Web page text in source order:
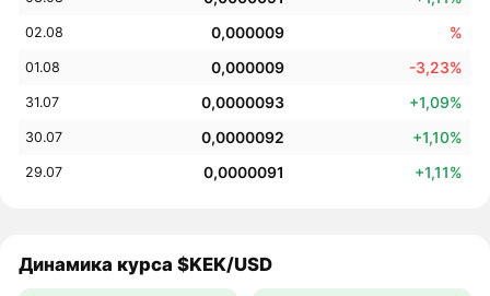
02.08 0,000009 %
01.08 0,000009 -3,23%
31.07 0,0000093 +1,09%
30.07 0,0000092 +1,10%
29.07 0,0000091 +1,11%
Динамика курса $KEK/USD